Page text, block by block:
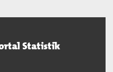
Statistik